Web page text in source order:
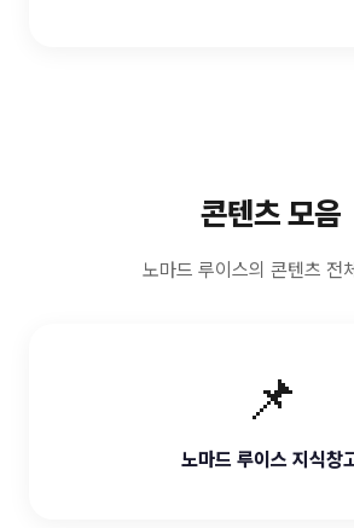
콘텐츠 모음
노마드 루이스의 콘텐츠 전
📌
노마드 루이스 지식창